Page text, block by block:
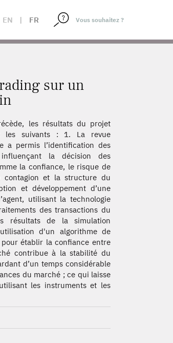
EN | FR
sur un
les résultats du projet
les suivants : 1. La revue
a permis l’identification des
la décision des
la confiance, le risque de
contagion et la structure du
et développement d’une
utilisant la technologie
des transactions du
résultats de la simulation
d'un algorithme de
établir la confiance entre
contribue à la stabilité du
d’un temps considérable
du marché ; ce qui laisse
les instruments et les